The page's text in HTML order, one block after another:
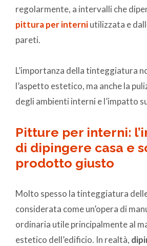
regolarmente, a intervalli che
pittura per interniutilizzata e
pareti.
L’importanza della tinteggiatura
l’aspetto estetico, ma anche la
degli ambienti interni e l’impatto
Pitture per interni:
di dipingere casa e
prodotto giusto
Molto spesso la tinteggiatura
considerata come un’opera di
ordinaria utile principalmente al
estetico dell’edificio. In realtà,